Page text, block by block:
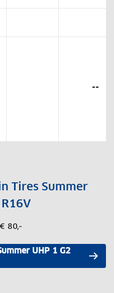
--
Tires Summer
80,-
UHP 1 G2